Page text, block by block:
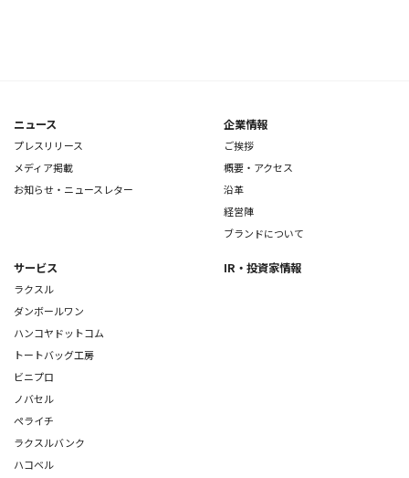
ニュース
プレスリリース
メディア掲載
お知らせ・ニュースレター
企業情報
ご挨拶
概要・アクセス
沿革
経営陣
ブランドについて
サービス
ラクスル
ダンボールワン
ハンコヤドットコム
トートバッグ工房
ビニプロ
ノバセル
ペライチ
ラクスルバンク
ハコベル
IR・投資家情報